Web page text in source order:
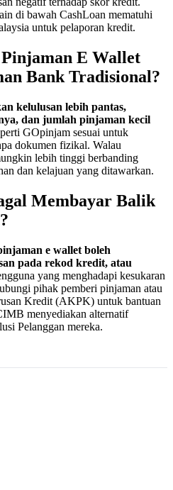
di bawah CashLoan mematuhi
untuk pelaporan kredit.
E Wallet
Bank Tradisional?
kelulusan lebih pantas,
dan jumlah pinjaman kecil
GOpinjam sesuai untuk
dokumen fizikal. Walau
lebih tinggi berbanding
dan kelajuan yang ditawarkan.
Membayar Balik
e wallet boleh
pada rekod kredit, atau
yang menghadapi kesukaran
pihak pemberi pinjaman atau
Kredit (AKPK) untuk bantuan
menyediakan alternatif
Pelanggan mereka.